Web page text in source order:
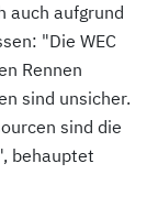
auch aufgrund
"Die WEC
Rennen
sind unsicher.
sind die
behauptet